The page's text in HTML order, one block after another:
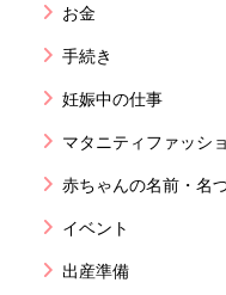
お金
手続き
妊娠中の仕事
マタニティファッシ
赤ちゃんの名前・名
イベント
出産準備